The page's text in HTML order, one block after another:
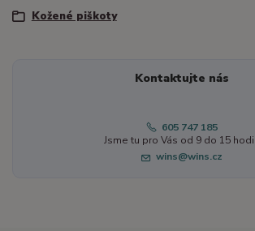
Kožené piškoty
Kontaktujte nás
605 747 185
Jsme tu pro Vás od 9 do 15
wins@wins.cz